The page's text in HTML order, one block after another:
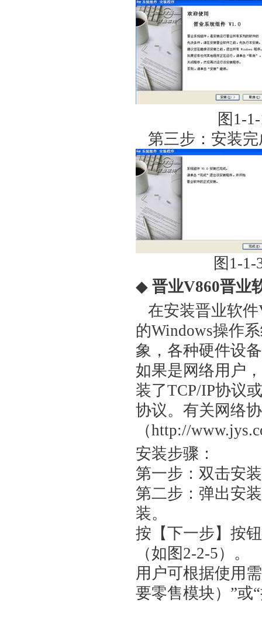
图1-
第三步：安装完
图1-1-
◆ 晋业V860晋业
在安装晋业软件
的Windows操作
象，各种硬件设
如果是网络用户
装了TCP/IP协议
协议。有关网络
（http://
安装步骤：
第一步：双击安
第二步：弹出安
装。
按【下一步】按
（如图2-2-5）。
用户可根据使用
要零售模块）”或